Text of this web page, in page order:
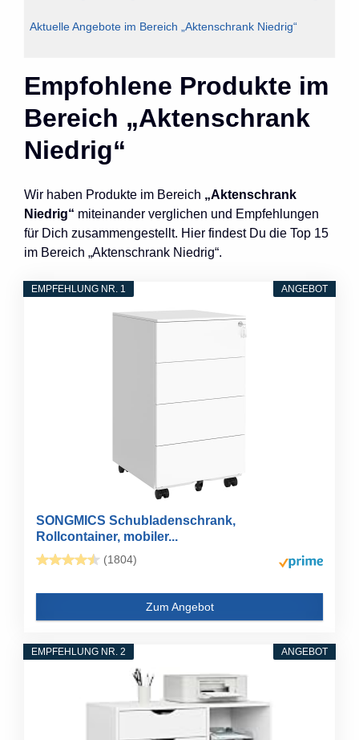
Aktuelle Angebote im Bereich „Aktenschrank Niedrig“
Empfohlene Produkte im
Bereich „Aktenschrank
Niedrig“
Wir haben Produkte im Bereich „Aktenschrank
Niedrig“ miteinander verglichen und Empfehlungen
für Dich zusammengestellt. Hier findest Du die Top 15
im Bereich „Aktenschrank Niedrig“.
ANGEBOT
EMPFEHLUNG NR. 1
SONGMICS Schubladenschrank,
Rollcontainer, mobiler...
(1804)
Zum Angebot
ANGEBOT
EMPFEHLUNG NR. 2